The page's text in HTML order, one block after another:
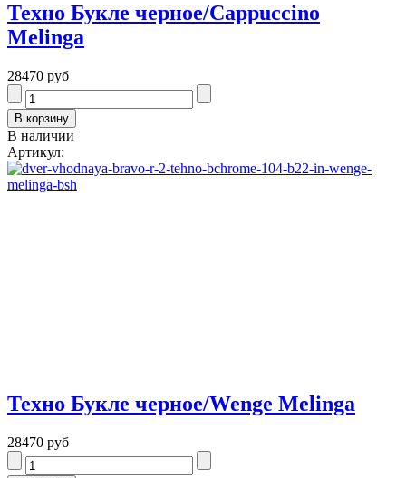
Техно Букле черное/Cappuccino
Melinga
28470 руб
В наличии
Артикул:
Техно Букле черное/Wenge Melinga
28470 руб